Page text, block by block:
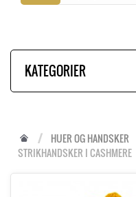
KATEGORIER
HUER OG HANDSKER
STRIKHANDSKER I CASHMERE